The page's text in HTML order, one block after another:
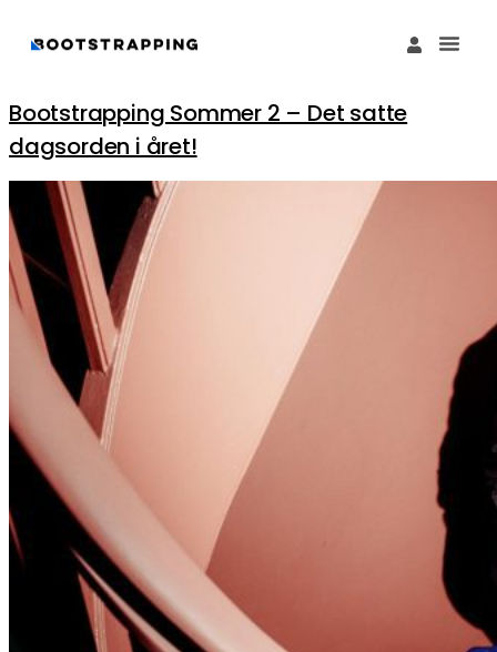
Bootstrapping Sommer 2 – Det satte
dagsorden i året!